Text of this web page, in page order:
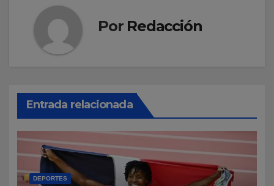
Por Redacción
Entrada relacionada
DEPORTES